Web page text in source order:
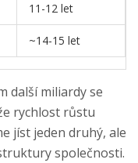
11-12 let
~14-15 let
další miliardy se
rychlost růstu
jíst jeden druhý, ale
společnosti.